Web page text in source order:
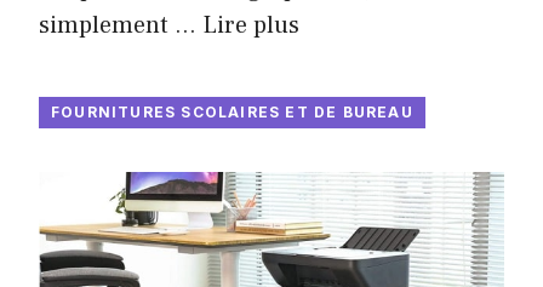
simplement … Lire plus
FOURNITURES SCOLAIRES ET DE BUREAU